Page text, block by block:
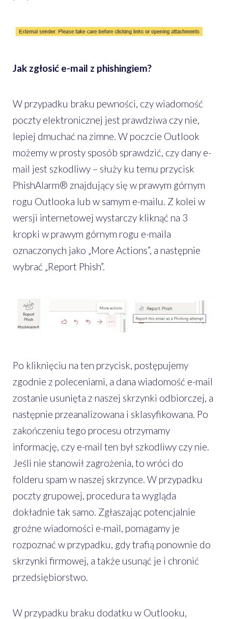
Jak zgłosić e-mail z phishingiem?
W przypadku braku pewności, czy wiadomość
poczty elektronicznej jest prawdziwa czy nie,
lepiej dmuchać na zimne. W poczcie Outlook
możemy w prosty sposób sprawdzić, czy dany e-
mail jest szkodliwy – służy ku temu przycisk
PhishAlarm® znajdujący się w prawym górnym
rogu Outlooka lub w samym e-mailu. Z kolei w
wersji internetowej wystarczy kliknąć na 3
kropki w prawym górnym rogu e-maila
oznaczonych jako „More Actions”, a następnie
wybrać „Report Phish”.
Po kliknięciu na ten przycisk, postępujemy
zgodnie z poleceniami, a dana wiadomość e-mail
zostanie usunięta z naszej skrzynki odbiorczej, a
następnie przeanalizowana i sklasyfikowana. Po
zakończeniu tego procesu otrzymamy
informację, czy e-mail ten był szkodliwy czy nie.
Jeśli nie stanowił zagrożenia, to wróci do
folderu spam w naszej skrzynce. W przypadku
poczty grupowej, procedura ta wygląda
dokładnie tak samo. Zgłaszając potencjalnie
groźne wiadomości e-mail, pomagamy je
rozpoznać w przypadku, gdy trafią ponownie do
skrzynki firmowej, a także usunąć je i chronić
przedsiębiorstwo.
W przypadku braku dodatku w Outlooku,